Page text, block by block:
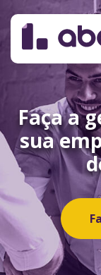
Faça a
sua